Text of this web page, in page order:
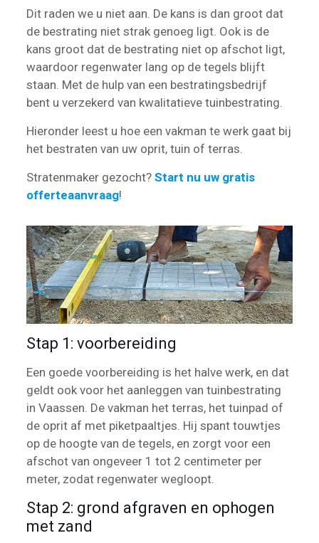
Dit raden we u niet aan. De kans is dan groot dat
de bestrating niet strak genoeg ligt. Ook is de
kans groot dat de bestrating niet op afschot ligt,
waardoor regenwater lang op de tegels blijft
staan. Met de hulp van een bestratingsbedrijf
bent u verzekerd van kwalitatieve tuinbestrating.
Hieronder leest u hoe een vakman te werk gaat bij
het bestraten van uw oprit, tuin of terras.
Stratenmaker gezocht? Start nu uw gratis
offerteaanvraag!
Stap 1: voorbereiding
Een goede voorbereiding is het halve werk, en dat
geldt ook voor het aanleggen van tuinbestrating
in Vaassen. De vakman het terras, het tuinpad of
de oprit af met piketpaaltjes. Hij spant touwtjes
op de hoogte van de tegels, en zorgt voor een
afschot van ongeveer 1 tot 2 centimeter per
meter, zodat regenwater wegloopt.
Stap 2: grond afgraven en ophogen
met zand